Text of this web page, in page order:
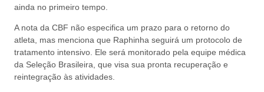
ainda no primeiro tempo.
A nota da CBF não especifica um prazo para o retorno do
atleta, mas menciona que Raphinha seguirá um protocolo de
tratamento intensivo. Ele será monitorado pela equipe médica
da Seleção Brasileira, que visa sua pronta recuperação e
reintegração às atividades.